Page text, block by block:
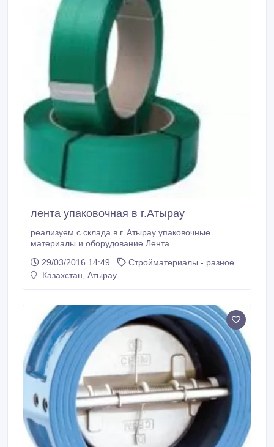
лента упаковочная в г.Атырау
реализуем с склада в г. Атырау упаковочные
материалы и оборудование Лента
сигнальная самоклеющаяся Лента сигнальная
Скобы (скрепа).
29/03/2016 14:49
Стройматериалы - разное
Казахстан, Атырау